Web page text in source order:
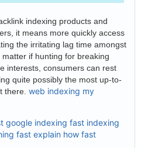
indexing products and
it means more quickly access
the irritating lag time amongst
if hunting for breaking
interests, consumers can rest
quite possibly the most up-to-
there. web indexing my
google indexing fast indexing
fast explain how fast